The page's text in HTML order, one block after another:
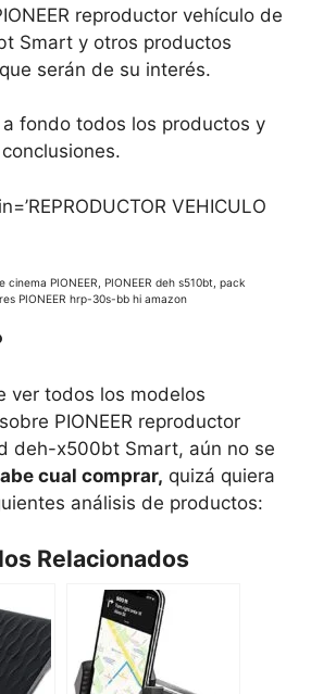
reproductor vehículo de
Smart y otros productos
serán de su interés.
fondo todos los productos y
VEHICULO
cinema PIONEER, PIONEER deh s510bt, pack
PIONEER hrp-30s-bb hi amazon
ver todos los modelos
PIONEER reproductor
deh-x500bt Smart, aún no se
cual comprar, quizá quiera
análisis de productos:
Relacionados